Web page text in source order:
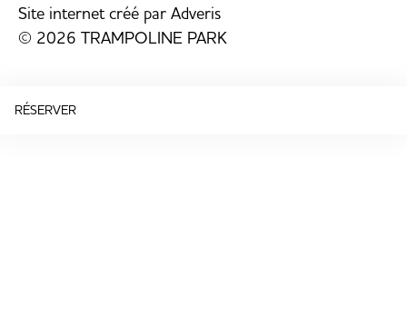
Site internet créé par Adveris
© 2026 TRAMPOLINE PARK
RÉSERVER